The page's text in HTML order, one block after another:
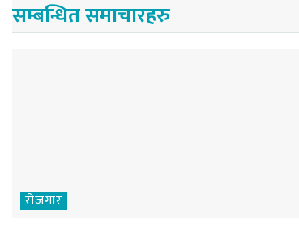
सम्बन्धित समाचारहरु
रोजगार